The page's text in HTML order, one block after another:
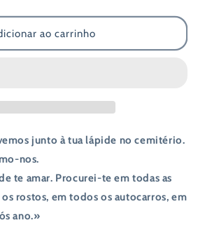
ao carrinho
junto à tua lápide no cemitério.
nos.
te amar. Procurei-te em todas as
rostos, em todos os autocarros, em
ano.»